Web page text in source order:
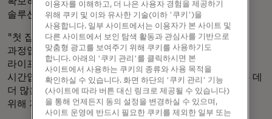
솔루션을 도입하고 있는 혁신 기업입니다."
"첫 집이든 마지막 집이든 새 집을 짓는 것은 흥미로운
과정입니다."라고 Still은 덧붙입니다. "자신의
라이프스타일과 취향에 맞는 나만의 공간을 만들 수 있는
시간입니다. 그렇기 때문에 저희는 고객이 꿈의 집을 짓는 데
더 많은 시간을 집중할 수 있도록 주택 금융을 간소화하기
위해 지속적으로 노력하고 있습니다."
이용자를 이해하고, 더 나은 사용자 경험을 제공하기
위해 쿠키 및 이와 유사한 기술(이하 '쿠키')을
사용합니다. 일부 사이트에서는 이용자가 본 사이트 및
다른 사이트에서 보인 탐색 활동과 관심사를 기반으로
맞춤형 광고를 보여주기 위해 쿠키를 사용하기도
합니다. 아래의 '쿠키 관리'를 클릭하시면 본
사이트에서 사용하는 쿠키의 종류와 사용 목적을
확인하실 수 있습니다. 화면 하단의 '쿠키 관리' 기능
(사이트에 따라 버튼 대신 링크로 제공될 수 있습니다)
을 통해 언제든지 동의 설정을 변경하실 수 있으며,
사이트 운영에 반드시 필요한 쿠키를 제외한 일부 또는